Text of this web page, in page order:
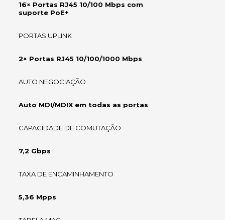
16× Portas RJ45 10/100 Mbps com
suporte PoE+
PORTAS UPLINK
2× Portas RJ45 10/100/1000 Mbps
AUTO NEGOCIAÇÃO
Auto MDI/MDIX em todas as portas
CAPACIDADE DE COMUTAÇÃO
7,2 Gbps
TAXA DE ENCAMINHAMENTO
5,36 Mpps